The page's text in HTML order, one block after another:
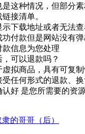
是这种情况，但部分
接清单。
下载地址或者无法查
付款但是网站没有
款信息为您处理
可以退款吗？
拟商品，具有可复
受任何形式的退款、
认好 是您所需要的资
的哥哥（后）